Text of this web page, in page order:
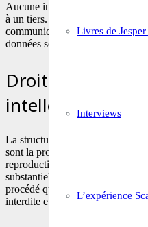
Livres de Jesper
Interviews
L’expérience
Aucune information personnelle
à un tiers. Les données
communication volontaire
données sont exclusivement
Droits d’auteur
intellectuelle
La structure générale ainsi que
sont la propriété de Mylène
reproduction, totale ou partielle,
substantiel de ce site, d’un ou
procédé que ce soit, sans
interdite et constitue une